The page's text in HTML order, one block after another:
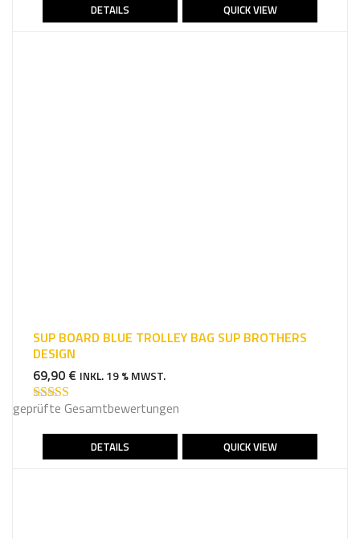
DETAILS QUICK VIEW
SUP BOARD BLUE TROLLEY BAG SUP BROTHERS
DESIGN
69,90 € INKL. 19 % MWST.
Bewertet mit
geprüfte Gesamtbewertungen
DETAILS QUICK VIEW